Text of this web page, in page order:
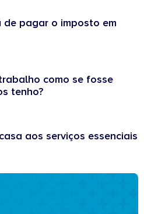
de pagar o imposto em
como se fosse
tenho?
aos serviços essenciais